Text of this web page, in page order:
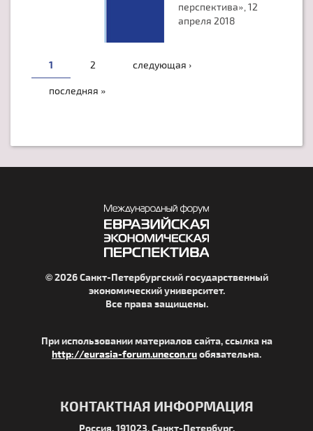
перспектива», 12
апреля 2018
СТРАНИЦЫ
1 2 следующая ›
последняя »
© 2026 Санкт-Петербургский государственный
экономический университет.
Все права защищены.
При использовании материалов сайта, ссылка на
http://eurasia-forum.unecon.ruобязательна.
КОНТАКТНАЯ ИНФОРМАЦИЯ
Россия, 191023, Санкт-Петербург,